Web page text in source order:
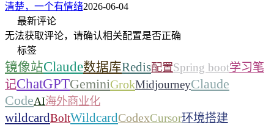
清楚，一个有情绪2026-06-04
最新评论
无法获取评论，请确认相关配置是否正确
标签
镜像站Claude数据库Redis配置Spring boot学习笔
记ChatGPTGeminiGrokMidjourneyClaude
CodeAI海外商业化
wildcardBoltWildcardCodexCursor环境搭建